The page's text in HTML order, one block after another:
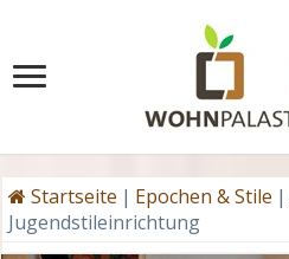
Startseite | Epochen & Stile |
Jugendstileinrichtung